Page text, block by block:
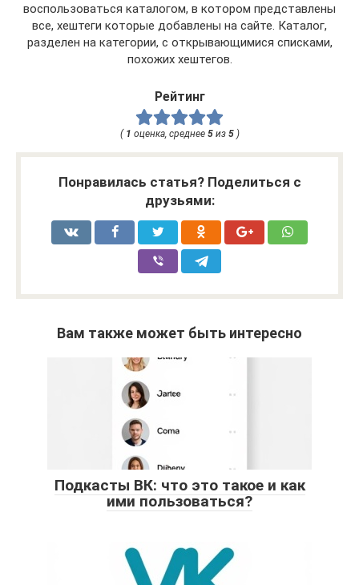
воспользоваться каталогом, в котором представлены
все, хештеги которые добавлены на сайте. Каталог,
разделен на категории, с открывающимися списками,
похожих хештегов.
Рейтинг
( 1 оценка, среднее 5из 5)
Понравилась статья? Поделиться с
друзьями:
Вам также может быть интересно
Подкасты ВК: что это такое и как
ими пользоваться?